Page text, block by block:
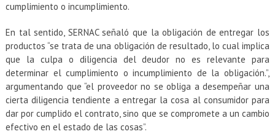
cumplimiento o incumplimiento.
En tal sentido, SERNAC señaló que la obligación de entregar los
productos “se trata de una obligación de resultado, lo cual implica
que la culpa o diligencia del deudor no es relevante para
determinar el cumplimiento o incumplimiento de la obligación.”,
argumentando que “el proveedor no se obliga a desempeñar una
cierta diligencia tendiente a entregar la cosa al consumidor para
dar por cumplido el contrato, sino que se compromete a un cambio
efectivo en el estado de las cosas”.